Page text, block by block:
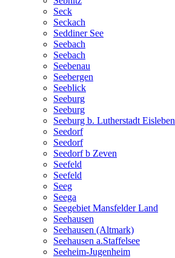
Seck
Seckach
Seddiner See
Seebach
Seebach
Seebenau
Seebergen
Seeblick
Seeburg
Seeburg
Seeburg b. Lutherstadt Eisleben
Seedorf
Seedorf
Seedorf b Zeven
Seefeld
Seefeld
Seeg
Seega
Seegebiet Mansfelder Land
Seehausen
Seehausen (Altmark)
Seehausen a.Staffelsee
Seeheim-Jugenheim